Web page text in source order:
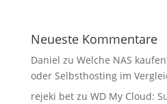
Neueste Kommentare
Daniel zu Welche NAS
oder Selbsthosting im
rejeki betzu WD My Cloud: